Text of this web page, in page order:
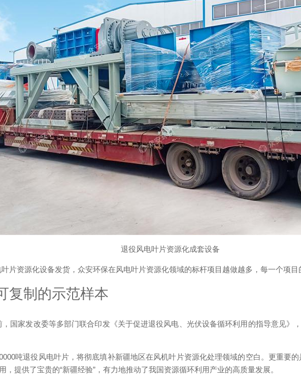
退役风电叶片资源化成套设备
片资源化设备发货，众安环保在风电叶片资源化领域的标杆项目越做越多，每一个项
复制的示范样本
国家发改委等多部门联合印发《关于促进退役风电、光伏设备循环利用的指导意见》
吨退役风电叶片，将彻底填补新疆地区在风机叶片资源化处理领域的空白。更重要
，提供了宝贵的“新疆经验”，有力地推动了我国资源循环利用产业的高质量发展。